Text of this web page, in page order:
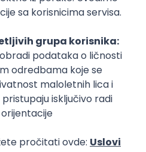
nama
korišćenja
privatnosti
poslodavaca
medije